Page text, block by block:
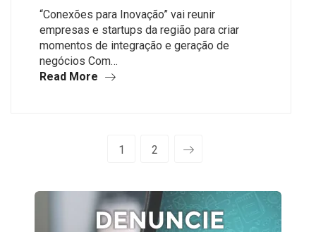
“Conexões para Inovação” vai reunir
empresas e startups da região para criar
momentos de integração e geração de
negócios Com…
Read More
1 2